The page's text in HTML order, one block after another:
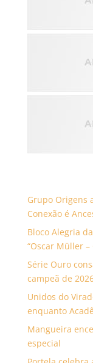
Grupo Origens
Conexão é
Bloco Alegria
“Oscar Müller –
Série Ouro
campeã de
Unidos do
enquanto
Mangueira
especial